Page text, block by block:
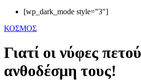
[wp_dark_mode style=”3″]
ΚΟΣΜΟΣ
Γιατί οι νύφες
ανθοδέσμη τους!